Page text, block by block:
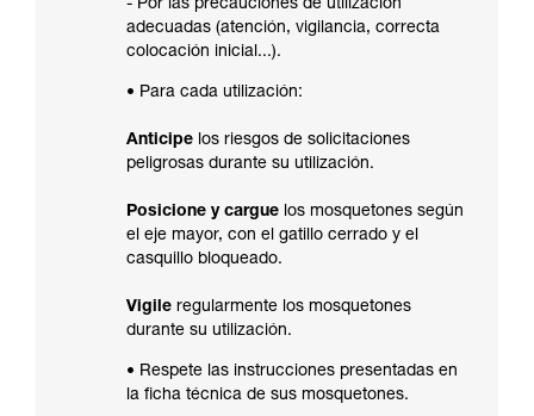
- Por las precauciones de utilización
adecuadas (atención, vigilancia, correcta
colocación inicial...).
• Para cada utilización:
Anticipe los riesgos de solicitaciones
peligrosas durante su utilización.
Posicione y cargue los mosquetones según
el eje mayor, con el gatillo cerrado y el
casquillo bloqueado.
Vigile regularmente los mosquetones
durante su utilización.
• Respete las instrucciones presentadas en
la ficha técnica de sus mosquetones.